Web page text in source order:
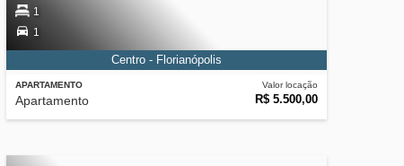
APARTAMENTO
Apartamento
Valor locação
R$ 5.500,00
1
1
Centro - Florianópolis